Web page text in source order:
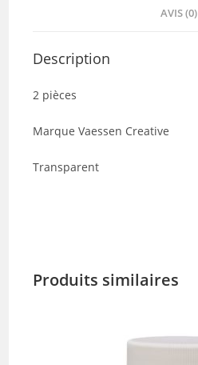
AVIS (0)
Description
2 pièces
Marque Vaessen Creative
Transparent
Produits similaires